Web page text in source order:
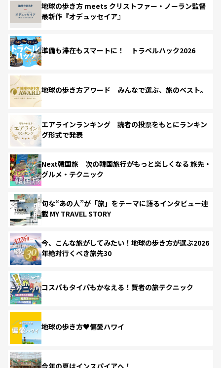
地球の歩き方 meets クリストファー・ノーラン監督
最新作『オデュッセイア』
準備も滞在もスマートに！ トラベルハック2026
地球の歩き方アワード みんなで選ぶ、旅のベスト。
エアラインランキング 読者の投票をもとにランキン
グ形式で発表
Next韓国旅 次の韓国旅行がもっと楽しくなる 旅先・
グルメ・テクニック
旬な“あの人”が「旅」をテーマに語るインタビュー連
載 MY TRAVEL STORY
今、こんな旅がしてみたい！地球の歩き方が選ぶ2026
年絶対行くべき旅先30
コスパもタイパもかなえる！賢者の旅テクニック
地球の歩き方♥偏愛ハワイ